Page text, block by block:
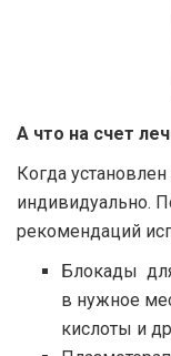
А что на счет
Когда установлен
индивидуально.
рекомендаций
Блокады
в нужное
кислоты и